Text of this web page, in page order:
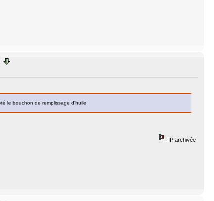
le bouchon de remplissage d'huile
IP archivée